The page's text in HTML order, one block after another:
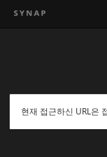
현재 접근하신 URL은